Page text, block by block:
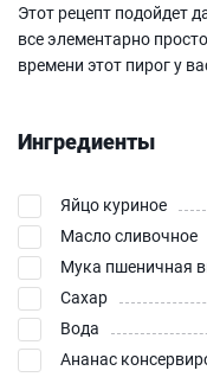
Этот рецепт подойдет
все элементарно
времени этот пирог у
Ингредиенты
Яйцо куриное
Масло сливочное
Мука пшеничная
Сахар
Вода
Ананас